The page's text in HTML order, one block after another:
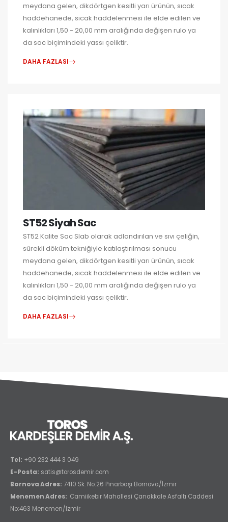
meydana gelen, dikdörtgen kesitli yarı ürünün, sıcak
haddehanede, sıcak haddelenmesi ile elde edilen ve
kalınlıkları 1,50 - 20,00 mm aralığında değişen rulo ya
da sac biçimindeki yassı çeliktir.
DAHA FAZLASI
ST52 Siyah Sac
ST52 Kalite Sac Slab olarak adlandırılan ve sıvı çeliğin,
sürekli döküm tekniğiyle katılaştırılması sonucu
meydana gelen, dikdörtgen kesitli yarı ürünün, sıcak
haddehanede, sıcak haddelenmesi ile elde edilen ve
kalınlıkları 1,50 - 20,00 mm aralığında değişen rulo ya
da sac biçimindeki yassı çeliktir.
DAHA FAZLASI
Tel: +90 232 444 3 049
E-Posta: satis@torosdemir.com
Bornova Adres: 7410 Sk. No:26 Pınarbaşı Bornova/İzmir
Menemen Adres: Camiikebir Mahallesi Çanakkale Asfaltı Caddesi
No:463 Menemen/Izmir